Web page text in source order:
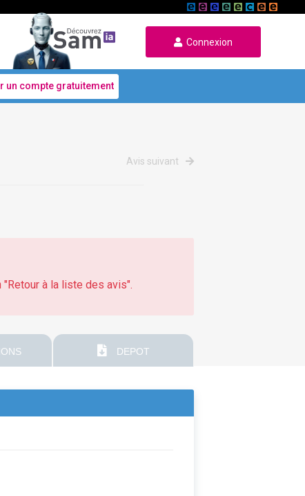
Connexion
un compte gratuitement
Avis suivant
à la liste des avis".
DEPOT